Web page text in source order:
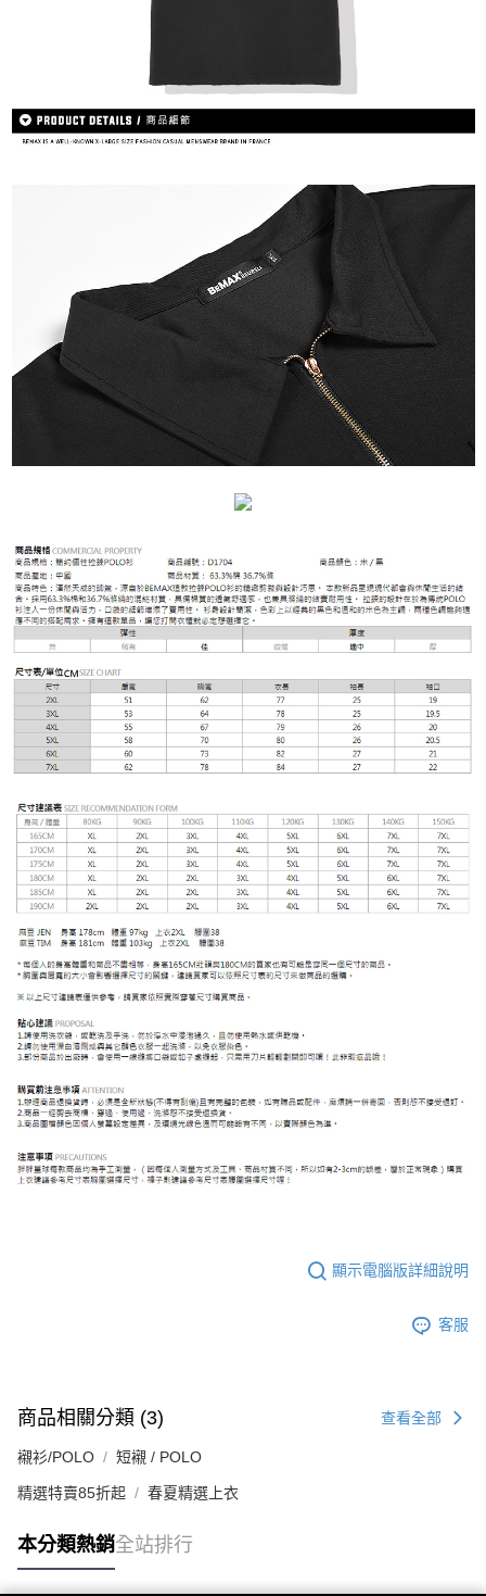
顯示電腦版詳細說明
客服
商品相關分類 (3) 查看全部
襯衫/POLO 短襯 / POLO
精選特賣85折起 春夏精選上衣
本分類熱銷全站排行